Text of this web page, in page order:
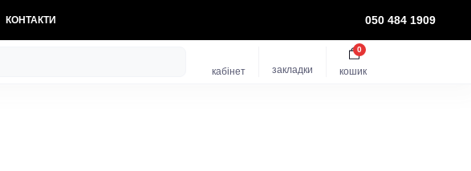
КОНТАКТИ 050 484 1909
кабінет закладки кошик
0